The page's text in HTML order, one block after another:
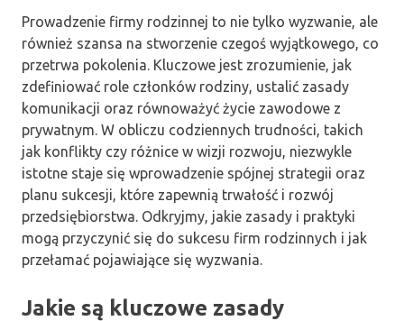
Prowadzenie firmy rodzinnej to nie tylko wyzwanie, ale
również szansa na stworzenie czegoś wyjątkowego, co
przetrwa pokolenia. Kluczowe jest zrozumienie, jak
zdefiniować role członków rodziny, ustalić zasady
komunikacji oraz równoważyć życie zawodowe z
prywatnym. W obliczu codziennych trudności, takich
jak konflikty czy różnice w wizji rozwoju, niezwykle
istotne staje się wprowadzenie spójnej strategii oraz
planu sukcesji, które zapewnią trwałość i rozwój
przedsiębiorstwa. Odkryjmy, jakie zasady i praktyki
mogą przyczynić się do sukcesu firm rodzinnych i jak
przełamać pojawiające się wyzwania.
Jakie są kluczowe zasady